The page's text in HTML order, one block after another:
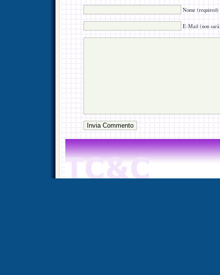
Nome (required)
E-Mail (non